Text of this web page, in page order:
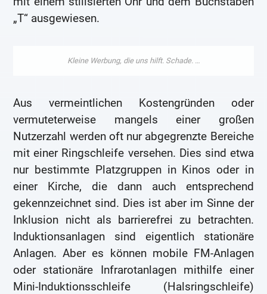
„T“ ausgewiesen.
Aus vermeintlichen Kostengründen oder
vermuteterweise mangels einer großen
Nutzerzahl werden oft nur abgegrenzte Bereiche
mit einer Ringschleife versehen. Dies sind etwa
nur bestimmte Platzgruppen in Kinos oder in
einer Kirche, die dann auch entsprechend
gekennzeichnet sind. Dies ist aber im Sinne der
Inklusion nicht als barrierefrei zu betrachten.
Induktionsanlagen sind eigentlich stationäre
Anlagen. Aber es können mobile FM-Anlagen
oder stationäre Infrarotanlagen mithilfe einer
Mini-Induktionsschleife (Halsringschleife)